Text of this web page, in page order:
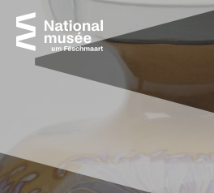
Passer directement au contenu
Panneau de gestion des cookies